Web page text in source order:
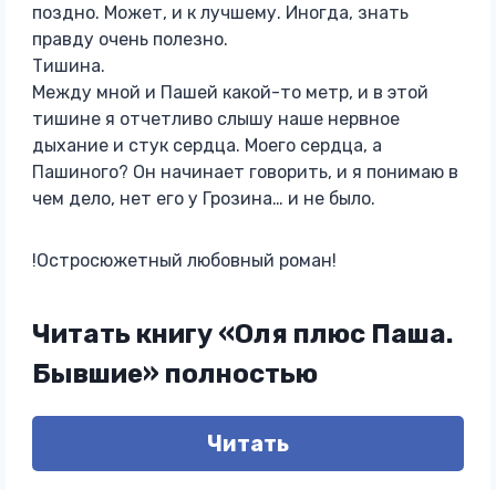
поздно. Может, и к лучшему. Иногда, знать
правду очень полезно.
Тишина.
Между мной и Пашей какой-то метр, и в этой
тишине я отчетливо слышу наше нервное
дыхание и стук сердца. Моего сердца, а
Пашиного? Он начинает говорить, и я понимаю в
чем дело, нет его у Грозина… и не было.
!Остросюжетный любовный роман!
Читать книгу «Оля плюс Паша.
Бывшие» полностью
Читать